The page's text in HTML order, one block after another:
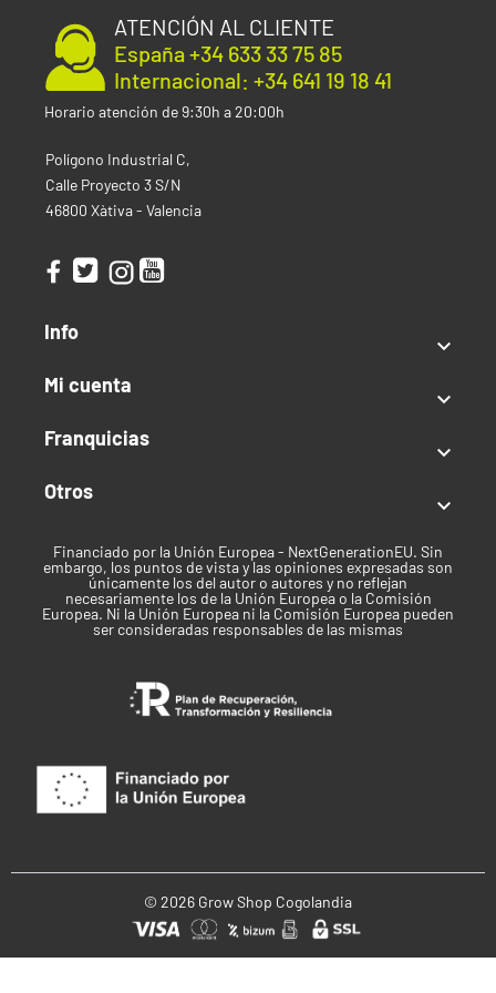
ATENCIÓN AL CLIENTE
España +34 633 33 75 85
Internacional: +34 641 19 18 41
Horario atención de 9:30h a 20:00h
Polígono Industrial C,
Calle Proyecto 3 S/N
46800 Xàtiva - Valencia
Info

Mi cuenta

Franquicias

Otros

Financiado por la Unión Europea - NextGenerationEU. Sin
embargo, los puntos de vista y las opiniones expresadas son
únicamente los del autor o autores y no reflejan
necesariamente los de la Unión Europea o la Comisión
Europea. Ni la Unión Europea ni la Comisión Europea pueden
ser consideradas responsables de las mismas
© 2026 Grow Shop Cogolandia